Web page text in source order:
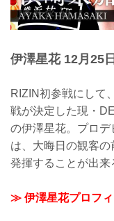
伊澤星花 12月25
RIZIN初参戦にして
戦が決定した現・
の伊澤星花。プロ
は、大晦日の観客
発揮することが出来
≫ 伊澤星花プロフ